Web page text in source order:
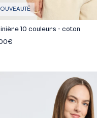
10 couleurs - coton